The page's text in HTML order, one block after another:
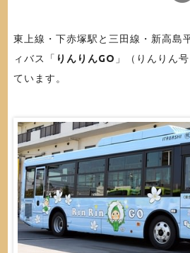
東上線・下赤塚駅と三田線・新高島
ィバス「 りんりんGO 」（りんりん
ています。